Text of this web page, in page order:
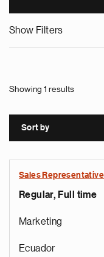
Show Filters
Showing 1 results
Sort by
Sales
Regular, Full time
Marketing
Ecuador